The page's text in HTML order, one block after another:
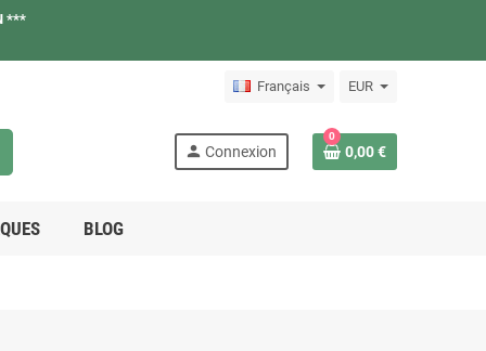
***
Français EUR
person Connexion
0
0,00 €
BLOG